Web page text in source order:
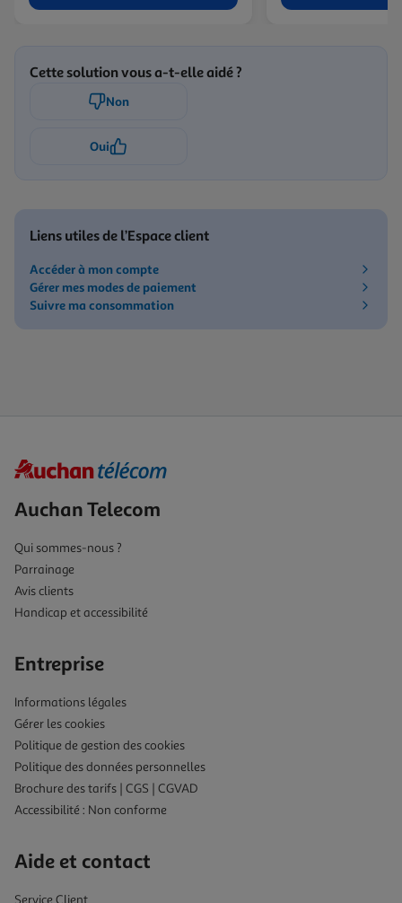
Cette solution vous a-t-elle aidé ?
Non
Oui
Liens utiles de l’Espace client
Accéder à mon compte
Gérer mes modes de paiement
Suivre ma consommation
Auchan Telecom
Qui sommes-nous ?
Parrainage
Avis clients
Handicap et accessibilité
Entreprise
Informations légales
Gérer les cookies
Politique de gestion des cookies
Politique des données personnelles
Brochure des tarifs | CGS | CGVAD
Accessibilité : Non conforme
Aide et contact
Service Client